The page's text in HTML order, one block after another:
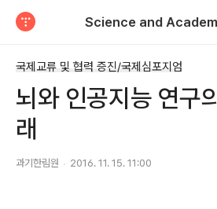
Science and
국제교류 및 협력 증진/국제심포지엄
뇌와 인공지능 연구
래
과기한림원 2016. 11. 15. 11:00